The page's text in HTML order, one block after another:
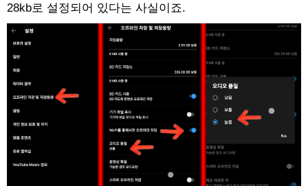
28kb로 설정되어 있다는 사실이죠.